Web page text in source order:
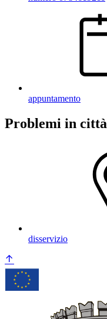
appuntamento
Problemi in città
disservizio